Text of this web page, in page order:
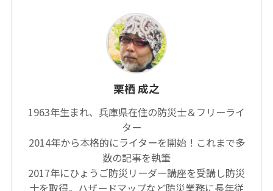
栗栖 成之
1963年生まれ、兵庫県在住の防災士＆フリーライ
ター
2014年から本格的にライターを開始！これまで多
数の記事を執筆
2017年にひょうご防災リーダー講座を受講し防災
士を取得。ハザードマップなど防災業務に長年従